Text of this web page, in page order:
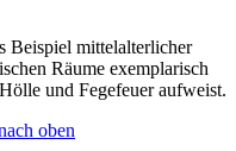
Beispiel mittelalterlicher
Räume exemplarisch
und Fegefeuer aufweist.
oben